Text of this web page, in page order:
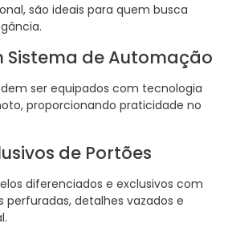
são ideais para quem busca
Sistema de Automação
ser equipados com tecnologia
proporcionando praticidade no
de Portões
diferenciados e exclusivos com
perfuradas, detalhes vazados e